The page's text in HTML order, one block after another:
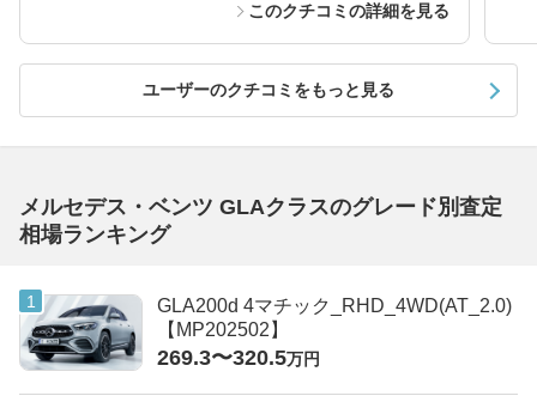
このクチコミの詳細を見る
ユーザーのクチコミをもっと見る
メルセデス・ベンツ GLAクラスのグレード別査定
相場ランキング
GLA200d 4マチック_RHD_4WD(AT_2.0)
【MP202502】
269.3〜320.5万円